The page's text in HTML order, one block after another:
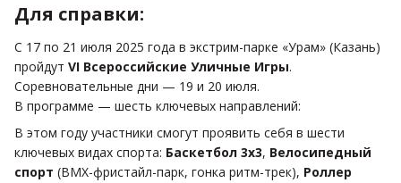
Для справки:
С 17 по 21 июля 2025 года в экстрим-парке «Урам» (Казань)
пройдут VI Всероссийские Уличные Игры.
Соревновательные дни — 19 и 20 июля.
В программе — шесть ключевых направлений:
В этом году участники смогут проявить себя в шести
ключевых видах спорта: Баскетбол 3х3, Велосипедный
спорт (BMX-фристайл-парк, гонка ритм-трек), Роллер